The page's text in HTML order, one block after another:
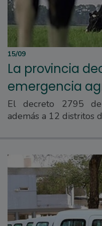
15/09
La provincia
emergencia
El decreto 2795
además a 12 distritos